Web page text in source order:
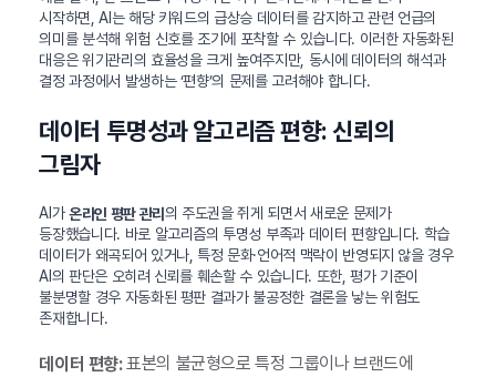
시작하면, AI는 해당 키워드의 급상승 데이터를 감지하고 관련 언급의
의미를 분석해 위험 신호를 조기에 포착할 수 있습니다. 이러한 자동화된
대응은 위기관리의 효율성을 크게 높여주지만, 동시에 데이터의 해석과
결정 과정에서 발생하는 ‘편향’의 문제를 고려해야 합니다.
데이터 투명성과 알고리즘 편향: 신뢰의
그림자
AI가온라인 평판 관리의 주도권을 쥐게 되면서 새로운 문제가
등장했습니다. 바로 알고리즘의 투명성 부족과 데이터 편향입니다. 학습
데이터가 왜곡되어 있거나, 특정 문화·언어적 맥락이 반영되지 않을 경우
AI의 판단은 오히려 신뢰를 훼손할 수 있습니다. 또한, 평가 기준이
불분명할 경우 자동화된 평판 결과가 불공정한 결론을 낳는 위험도
존재합니다.
데이터 편향:표본의 불균형으로 특정 그룹이나 브랜드에